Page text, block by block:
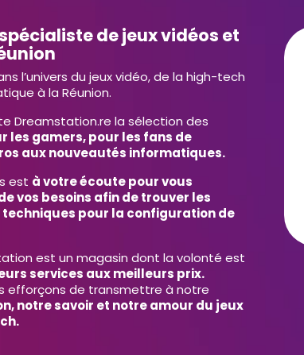
de jeux vidéos et
l’univers du jeux vidéo, de la high-tech
à la Réunion.
Dreamstation.re la sélection des
les gamers, pour les fans de
aux nouveautés informatiques.
est à votre écoute pour vous
vos besoins afin de trouver les
pour la configuration de
est un magasin dont la volonté est
services aux meilleurs prix.
efforçons de transmettre à notre
notre savoir et notre amour du jeux